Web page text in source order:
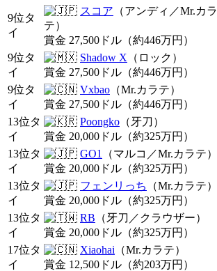
9位タ
イ
スコア （アンディ／Mr.カラ
テ）
賞金 27,500ドル（約446万円）
9位タ
イ
Shadow X （ロック）
賞金 27,500ドル（約446万円）
9位タ
イ
Vxbao （Mr.カラテ）
賞金 27,500ドル（約446万円）
13位タ
イ
Poongko （牙刀）
賞金 20,000ドル（約325万円）
13位タ
イ
GO1
（マルコ／Mr.カラテ）
賞金 20,000ドル（約325万円）
13位タ
イ
フェンリっち
（Mr.カラテ）
賞金 20,000ドル（約325万円）
13位タ
イ
RB （牙刀／クラウザー）
賞金 20,000ドル（約325万円）
17位タ
イ
Xiaohai （Mr.カラテ）
賞金 12,500ドル（約203万円）